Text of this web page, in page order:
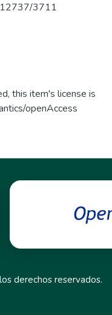
3711
this item's license is
openAccess
derechos reservados.